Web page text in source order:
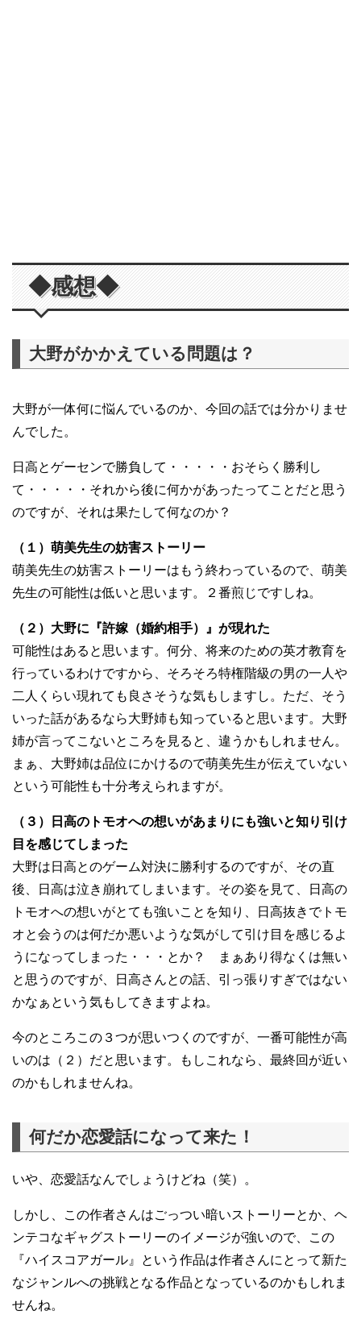
◆感想◆
大野がかかえている問題は？
大野が一体何に悩んでいるのか、今回の話では分かりませ
んでした。
日高とゲーセンで勝負して・・・・・おそらく勝利し
て・・・・・それから後に何かがあったってことだと思う
のですが、それは果たして何なのか？
（１）萌美先生の妨害ストーリー
萌美先生の妨害ストーリーはもう終わっているので、萌美
先生の可能性は低いと思います。２番煎じですしね。
（２）大野に『許嫁（婚約相手）』が現れた
可能性はあると思います。何分、将来のための英才教育を
行っているわけですから、そろそろ特権階級の男の一人や
二人くらい現れても良さそうな気もしますし。ただ、そう
いった話があるなら大野姉も知っていると思います。大野
姉が言ってこないところを見ると、違うかもしれません。
まぁ、大野姉は品位にかけるので萌美先生が伝えていない
という可能性も十分考えられますが。
（３）日高のトモオへの想いがあまりにも強いと知り引け
目を感じてしまった
大野は日高とのゲーム対決に勝利するのですが、その直
後、日高は泣き崩れてしまいます。その姿を見て、日高の
トモオへの想いがとても強いことを知り、日高抜きでトモ
オと会うのは何だか悪いような気がして引け目を感じるよ
うになってしまった・・・とか？ まぁあり得なくは無い
と思うのですが、日高さんとの話、引っ張りすぎではない
かなぁという気もしてきますよね。
今のところこの３つが思いつくのですが、一番可能性が高
いのは（２）だと思います。もしこれなら、最終回が近い
のかもしれませんね。
何だか恋愛話になって来た！
いや、恋愛話なんでしょうけどね（笑）。
しかし、この作者さんはごっつい暗いストーリーとか、ヘ
ンテコなギャグストーリーのイメージが強いので、この
『ハイスコアガール』という作品は作者さんにとって新た
なジャンルへの挑戦となる作品となっているのかもしれま
せんね。